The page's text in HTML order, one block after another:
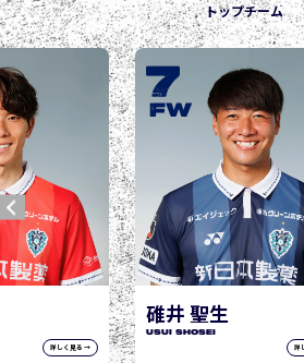
トップチーム
詳しく見る →
ウェリック
WERIK POPÓ
9
FW